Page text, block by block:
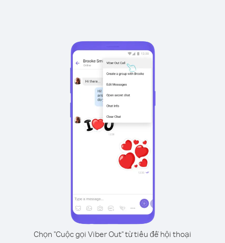
Chọn "Cuộc gọi Viber Out" từ tiêu đề hội thoại